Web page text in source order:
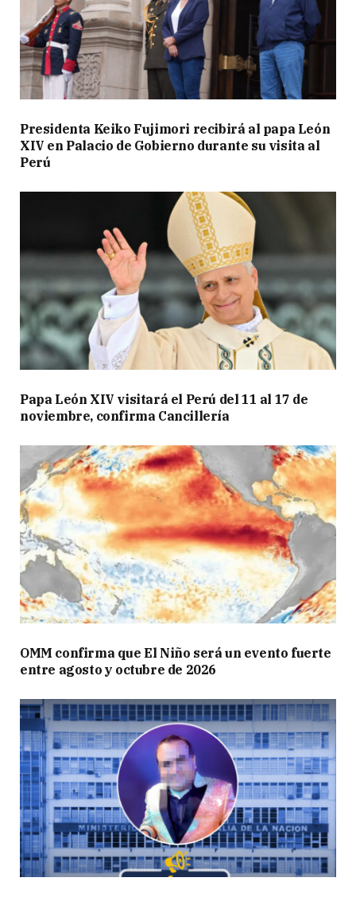
Presidenta Keiko Fujimori recibirá al papa León
XIV en Palacio de Gobierno durante su visita al
Perú
Papa León XIV visitará el Perú del 11 al 17 de
noviembre, confirma Cancillería
OMM confirma que El Niño será un evento fuerte
entre agosto y octubre de 2026